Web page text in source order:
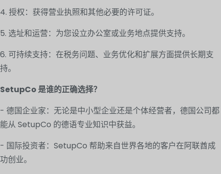
4. 授权：获得营业执照和其他必要的许可证。
5. 选址和运营：为您设立办公室或业务地点提供支持。
6. 可持续支持：在税务问题、业务优化和扩展方面提供长期支
持。
SetupCo 是谁的正确选择？
- 德国企业家：无论是中小型企业还是个体经营者，德国公司都
能从 SetupCo 的德语专业知识中获益。
- 国际投资者：SetupCo 帮助来自世界各地的客户在阿联酋成
功创业。